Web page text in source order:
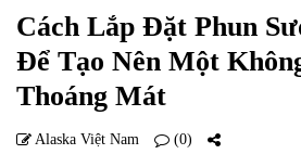
Cách Lắp Đặt Phun
Để Tạo Nên Một
Thoáng Mát
Alaska Việt Nam (0)